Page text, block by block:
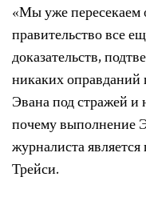
«Мы уже пересекаем
правительство все
доказательств,
никаких
Эвана под стражей и
почему выполнение
журналиста
Трейси.